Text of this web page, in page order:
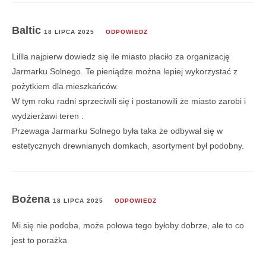
Baltic 18 LIPCA 2025 ODPOWIEDZ
Lillla najpierw dowiedz się ile miasto płaciło za organizację
Jarmarku Solnego. Te pieniądze można lepiej wykorzystać z
pożytkiem dla mieszkańców.
W tym roku radni sprzeciwili się i postanowili że miasto zarobi i
wydzierżawi teren .
Przewaga Jarmarku Solnego była taka że odbywał się w
estetycznych drewnianych domkach, asortyment był podobny.
Bożena 18 LIPCA 2025 ODPOWIEDZ
Mi się nie podoba, może połowa tego byłoby dobrze, ale to co
jest to porażka